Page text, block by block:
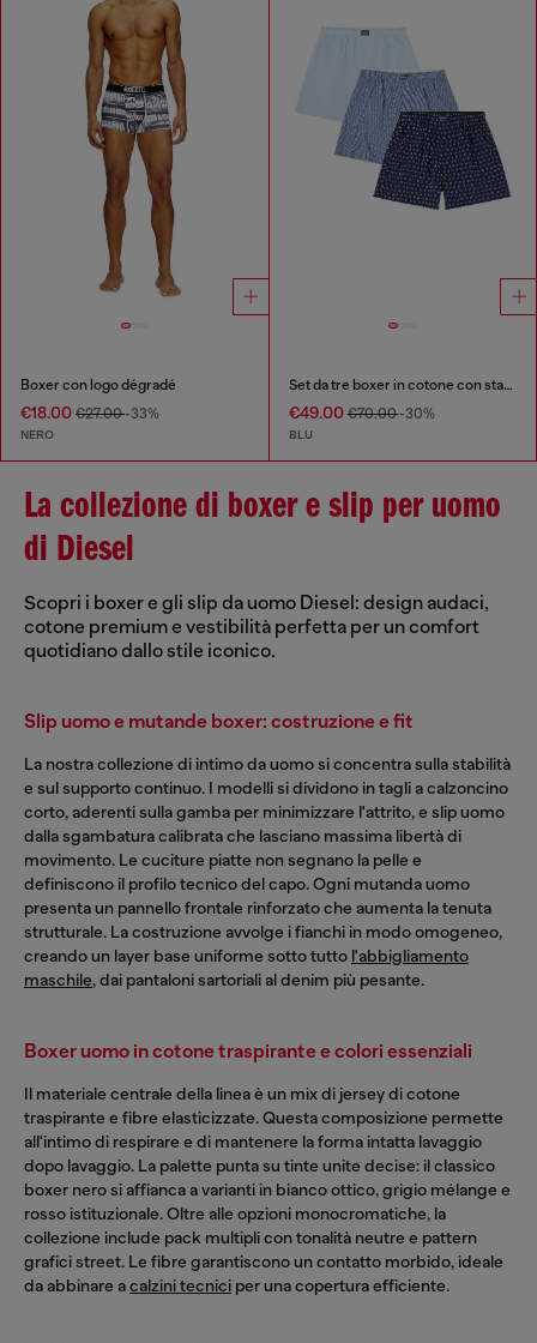
Boxer con logo dégradé
€18.00 €27.00-33%
NERO
Set da tre boxer in cotone con stampa integrale
€49.00€70.00-30%
BLU
La collezione di boxer e slip per uomo
di Diesel
Scopri i boxer e gli slip da uomo Diesel: design audaci,
cotone premium e vestibilità perfetta per un comfort
quotidiano dallo stile iconico.
Slip uomo e mutande boxer: costruzione e fit
La nostra collezione di intimo da uomo si concentra sulla stabilità
e sul supporto continuo. I modelli si dividono in tagli a calzoncino
corto, aderenti sulla gamba per minimizzare l'attrito, e slip uomo
dalla sgambatura calibrata che lasciano massima libertà di
movimento. Le cuciture piatte non segnano la pelle e
definiscono il profilo tecnico del capo. Ogni mutanda uomo
presenta un pannello frontale rinforzato che aumenta la tenuta
strutturale. La costruzione avvolge i fianchi in modo omogeneo,
creando un layer base uniforme sotto tutto l'abbigliamento
maschile, dai pantaloni sartoriali al denim più pesante.
Boxer uomo in cotone traspirante e colori essenziali
Il materiale centrale della linea è un mix di jersey di cotone
traspirante e fibre elasticizzate. Questa composizione permette
all'intimo di respirare e di mantenere la forma intatta lavaggio
dopo lavaggio. La palette punta su tinte unite decise: il classico
boxer nero si affianca a varianti in bianco ottico, grigio mélange e
rosso istituzionale. Oltre alle opzioni monocromatiche, la
collezione include pack multipli con tonalità neutre e pattern
grafici street. Le fibre garantiscono un contatto morbido, ideale
da abbinare acalzini tecnici per una copertura efficiente.